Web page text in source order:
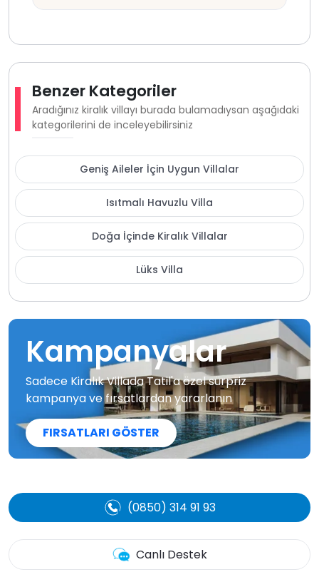
Benzer Kategoriler
Aradığınız kiralık villayı burada bulamadıysan aşağıdaki
kategorilerini de inceleyebilirsiniz
Geniş Aileler İçin Uygun Villalar
Isıtmalı Havuzlu Villa
Doğa İçinde Kiralık Villalar
Lüks Villa
Kampanyalar
Sadece Kiralık Villada Tatil'a özel sürpriz
kampanya ve fırsatlardan yararlanın
FIRSATLARI GÖSTER
(0850) 314 91 93
Canlı Destek